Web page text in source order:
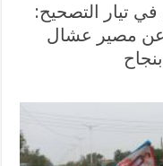
تيار التصحيح:
عن مصير عشال